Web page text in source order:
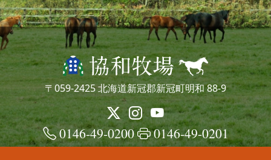
〒059-2425 北海道新冠郡新冠町明和 88-9
0146-49-0200 0146-49-0201